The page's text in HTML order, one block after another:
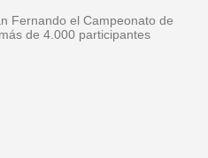
Fernando el Campeonato de
de 4.000 participantes